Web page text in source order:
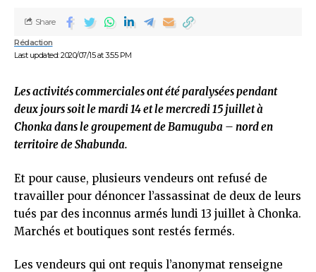
Last updated: 2020/07/15 at 3:55 PM
Rédaction
Share
Les activités commerciales ont été paralysées pendant
deux jours soit le mardi 14 et le mercredi 15 juillet à
Chonka dans le groupement de Bamuguba – nord en
territoire de Shabunda.
Et pour cause, plusieurs vendeurs ont refusé de
travailler pour dénoncer l’assassinat de deux de leurs
tués par des inconnus armés lundi 13 juillet à Chonka.
Marchés et boutiques sont restés fermés.
Les vendeurs qui ont requis l’anonymat renseigne